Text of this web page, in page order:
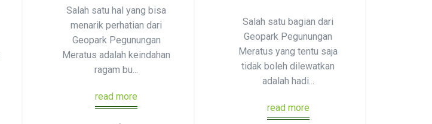
Salah satu hal yang bisa
menarik perhatian dari
Geopark Pegunungan
Meratus adalah keindahan
ragam bu...
read more
Salah satu bagian dari
Geopark Pegunungan
Meratus yang tentu saja
tidak boleh dilewatkan
adalah hadi...
read more